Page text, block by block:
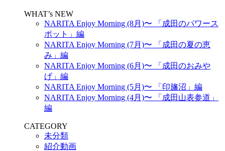
WHAT’s NEW
NARITA Enjoy Morning (8月)〜 「成田のパワース
ポット」編
NARITA Enjoy Morning (7月)〜 「成田の夏の恵
み」編
NARITA Enjoy Morning (6月)〜 「成田のおみや
げ」編
NARITA Enjoy Morning (5月)〜 「印旛沼」編
NARITA Enjoy Morning (4月)〜 「成田山表参道」
編
CATEGORY
未分類
紹介動画